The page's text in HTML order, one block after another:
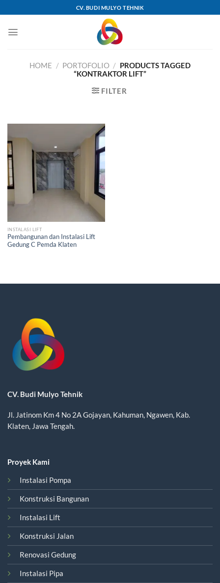
to
content
CV. BUDI MULYO TEHNIK
HOME / PORTOFOLIO / PRODUCTS TAGGED
“KONTRAKTOR LIFT”
FILTER
INSTALASI LIFT
Pembangunan dan Instalasi Lift
Gedung C Pemda Klaten
CV. Budi Mulyo Tehnik
Jl. Jatinom Km 4 No 2A Gojayan, Kahuman, Ngawen, Kab.
Klaten, Jawa Tengah.
Proyek Kami
Instalasi Pompa
Konstruksi Bangunan
Instalasi Lift
Konstruksi Jalan
Renovasi Gedung
Instalasi Pipa